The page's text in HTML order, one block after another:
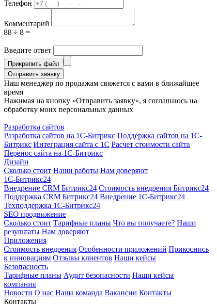
Телефон
Комментарий
88 ÷ 8 =
Введите ответ
Прикрепить файл
Отправить заявку
Наш менеджер по продажам свяжется с вами в ближайшее
время
Нажимая на кнопку «Отправить заявку», я соглашаюсь на
обработку моих персональных данных
Разработка сайтов
Разработка сайтов на 1С-Битрикс Поддержка сайтов на 1С-
Битрикс Интеграция сайта с 1С Расчет стоимости сайта
Перенос сайта на 1С-Битрикс
Дизайн
Сколько стоит Наши работы Нам доверяют
1С-Битрикс24
Внедрение CRM Битрикс24 Стоимость внедрения Битрикс24
Поддержка CRM Битрикс24 Внедрение 1С-Битрикс24
Техподдержка 1С-Битрикс24
SEO продвижение
Сколько стоит Тарифные планы Что вы получаете? Наши
результаты Нам доверяют
Приложения
Стоимость внедрения Особенности приложений Прикоснись
к инновациям Отзывы клиентов Наши кейсы
Безопасность
Тарифные планы Аудит безопасности Наши кейсы
компания
Новости О нас Наша команда Вакансии Контакты
Контакты